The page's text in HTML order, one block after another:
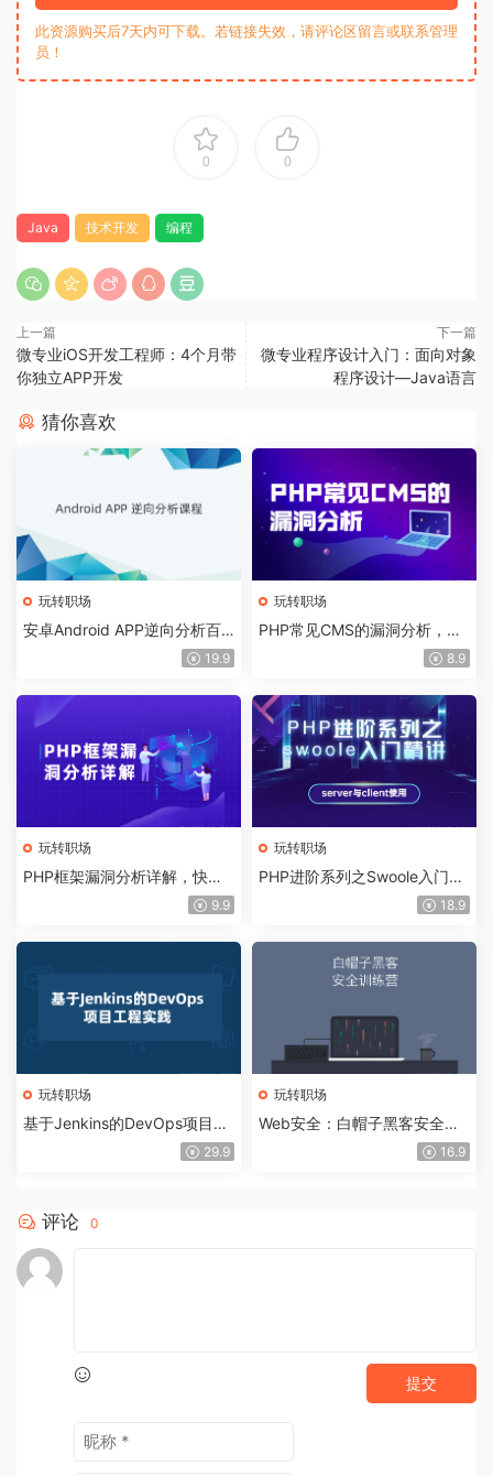
此资源购买后7天内可下载。若链接失效，请评论区留言或联系管理
员！
0 0
Java 技术开发 编程
上一篇
微专业iOS开发工程师：4个月带
你独立APP开发
下一篇
微专业程序设计入门：面向对象
程序设计—Java语言
猜你喜欢
玩转职场
安卓Android APP逆向分析百
19.9
玩转职场
PHP常见CMS的漏洞分析，C
8.9
玩转职场
PHP框架漏洞分析详解，快速
9.9
玩转职场
PHP进阶系列之Swoole入门精
讲：Server与Clicent的使用18.9
玩转职场
基于Jenkins的DevOps项目工
29.9
玩转职场
Web安全：白帽子黑客安全训
练营，从基础到攻防实战
16.9
评论 0
提交